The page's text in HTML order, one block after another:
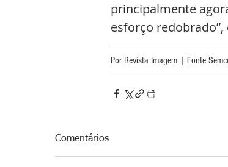
principalmente
esforço redobrado”,
Por Revista Imagem | Fonte
Comentários